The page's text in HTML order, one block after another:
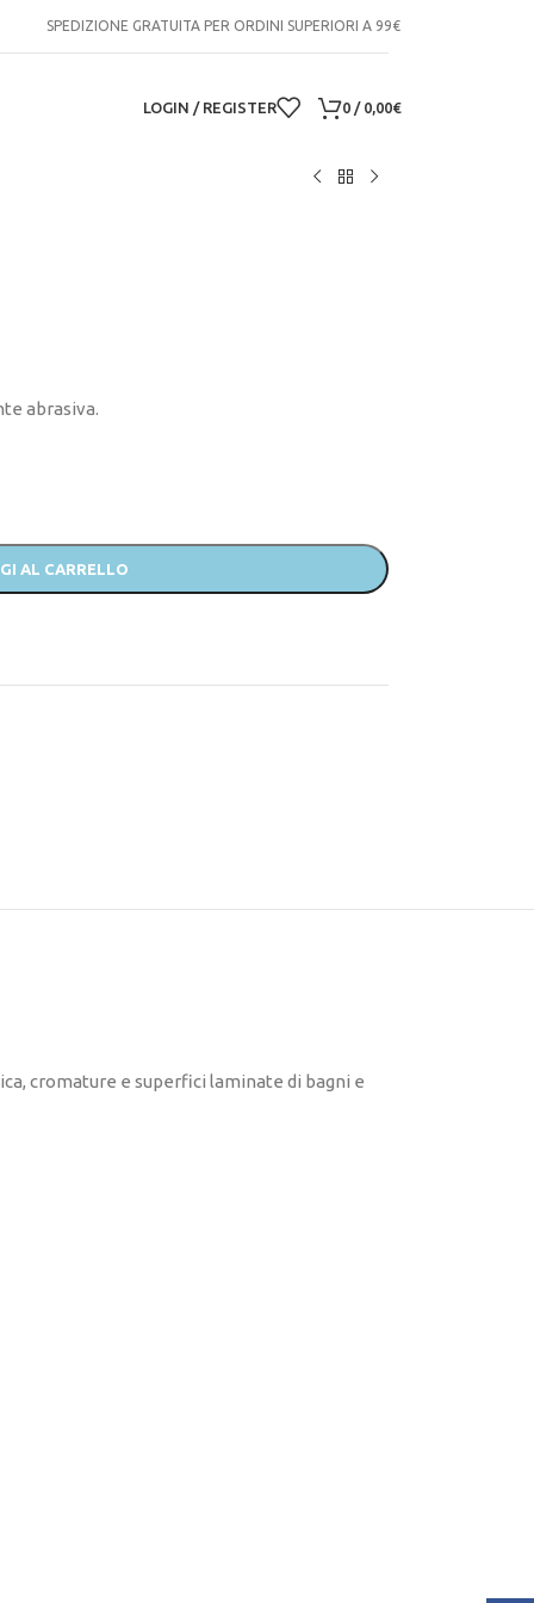
SPEDIZIONE GRATUITA PER ORDINI SUPERIORI A 99€
LOGIN / REGISTER 0 / 0,00€
abrasiva.
AL CARRELLO
cromature e superfici laminate di bagni e